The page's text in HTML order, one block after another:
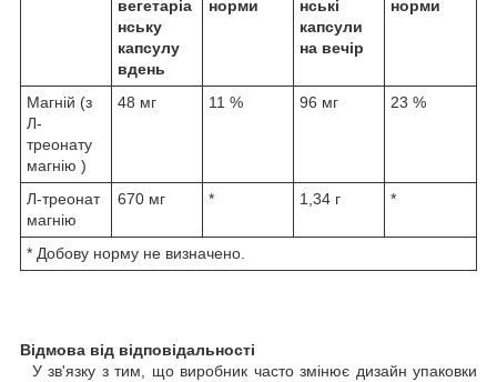
вегетаріа
нську
капсулу
вдень
норми
нські
капсули
на вечір
норми
Магній (з
Л-
треонату
магнію )
48 мг 11 % 96 мг 23 %
Л-треонат
магнію
670 мг * 1,34 г *
* Добову норму не визначено.
Відмова від відповідальності
У зв'язку з тим, що виробник часто змінює дизайн упаковки